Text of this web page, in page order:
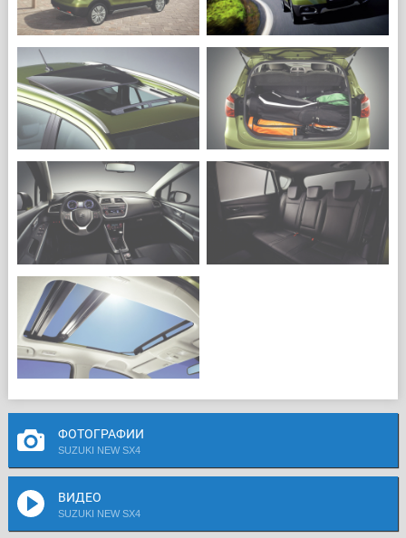
ФОТОГРАФИИ
SUZUKI NEW SX4
ВИДЕО
SUZUKI NEW SX4